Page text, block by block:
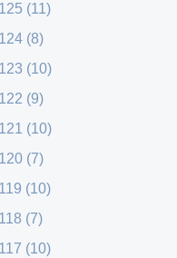
(11)
(8)
(10)
(9)
(10)
(7)
(10)
(7)
(10)